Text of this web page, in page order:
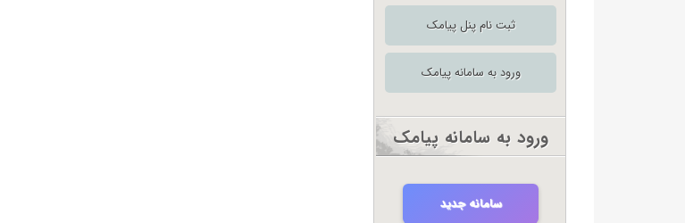
ثبت نام پنل پیامک
ورود به سامانه پیامک
ورود به سامانه پیامک
سامانه جدید